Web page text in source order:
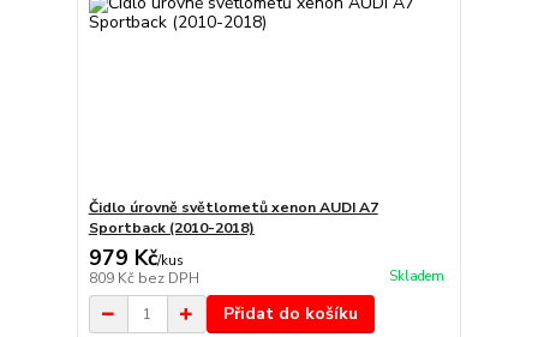
Čidlo úrovně světlometů xenon AUDI A7
Sportback (2010-2018)
979 Kč/kus
809 Kč bez DPH Skladem
Přidat do košíku